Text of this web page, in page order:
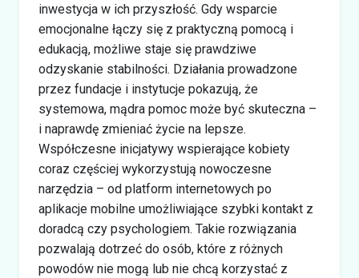
inwestycja w ich przyszłość. Gdy wsparcie
emocjonalne łączy się z praktyczną pomocą i
edukacją, możliwe staje się prawdziwe
odzyskanie stabilności. Działania prowadzone
przez fundacje i instytucje pokazują, że
systemowa, mądra pomoc może być skuteczna –
i naprawdę zmieniać życie na lepsze.
Współczesne inicjatywy wspierające kobiety
coraz częściej wykorzystują nowoczesne
narzędzia – od platform internetowych po
aplikacje mobilne umożliwiające szybki kontakt z
doradcą czy psychologiem. Takie rozwiązania
pozwalają dotrzeć do osób, które z różnych
powodów nie mogą lub nie chcą korzystać z